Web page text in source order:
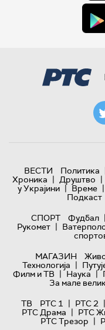
ВЕСТИ Политика
Хроника | Друштво |
у Украјини | Време |
Подкаст
СПОРТ
Фудбал |
Рукомет |
МАГАЗИН
Технологијa |
Филм и ТВ | Наука |
За мале
ТВ
РТС 1 | РТС 2 |
РТС Драма | РТС
РТС Трезор |